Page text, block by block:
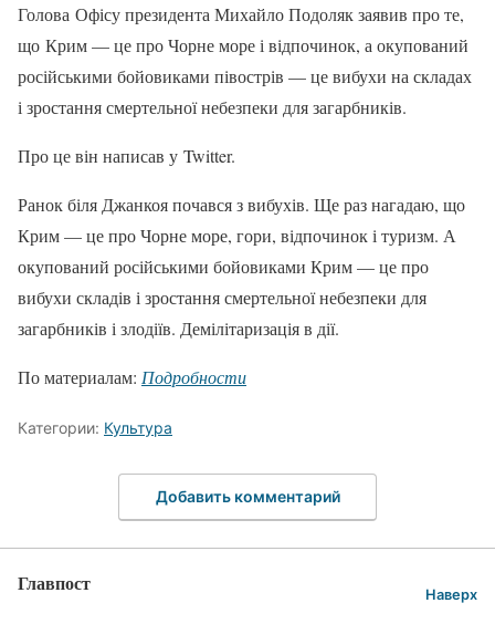
Голова Офісу президента Михайло Подоляк заявив про те,
що Крим — це про Чорне море і відпочинок, а окупований
російськими бойовиками півострів — це вибухи на складах
і зростання смертельної небезпеки для загарбників.
Про це він написав у Twitter.
Ранок біля Джанкоя почався з вибухів. Ще раз нагадаю, що
Крим — це про Чорне море, гори, відпочинок і туризм. А
окупований російськими бойовиками Крим — це про
вибухи складів і зростання смертельної небезпеки для
загарбників і злодіїв. Демілітаризація в дії.
По материалам: Подробности
Категории: Культура
Добавить комментарий
Главпост Наверх